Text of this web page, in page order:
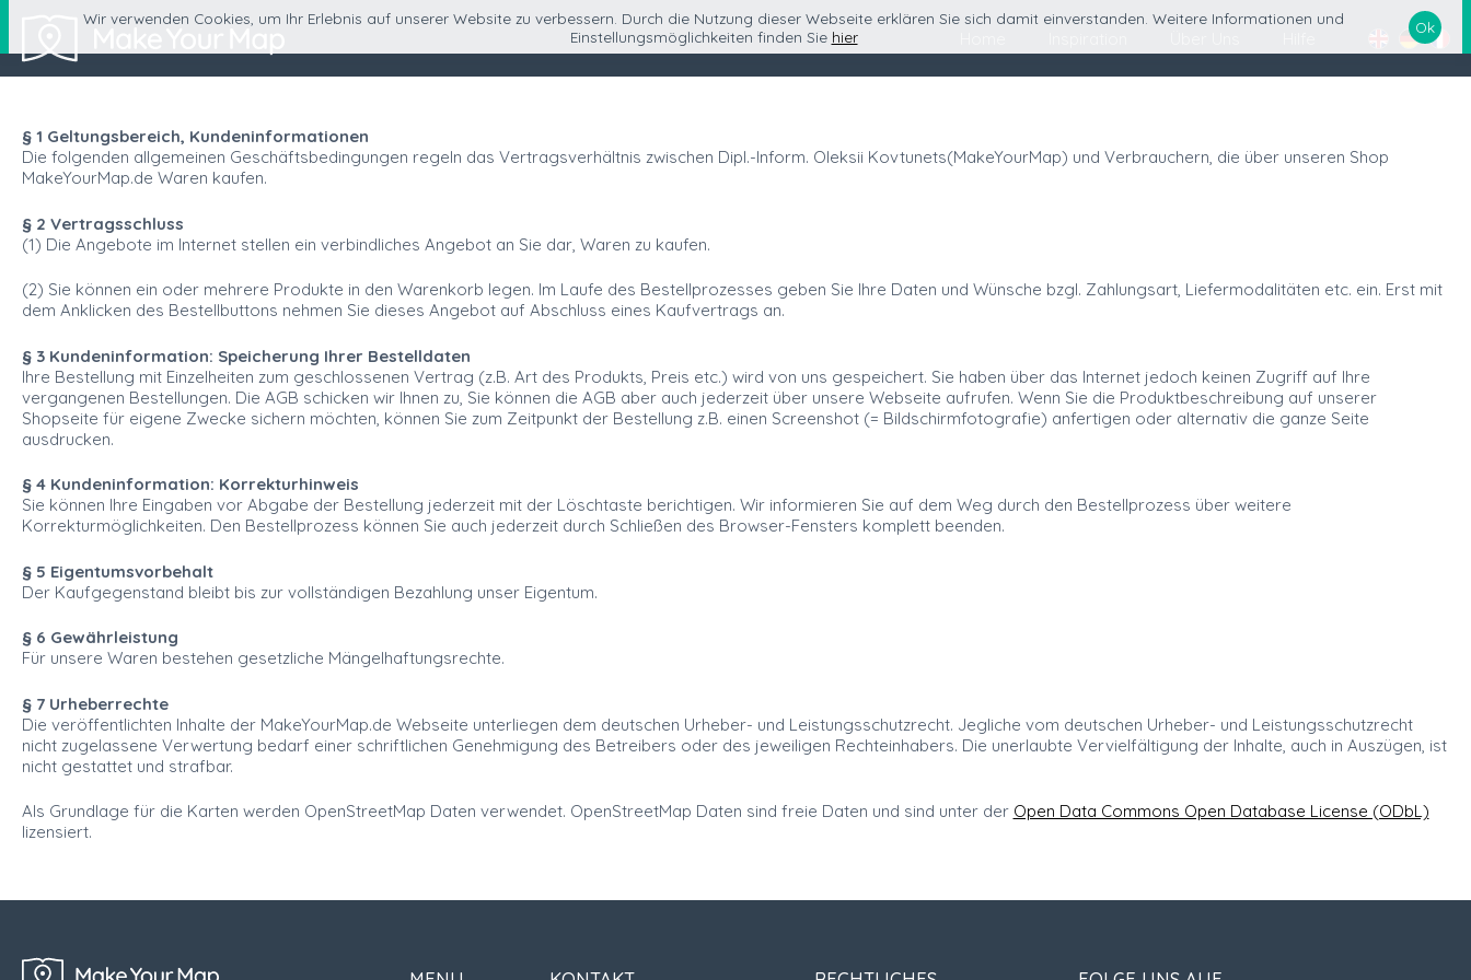
§ 1 Geltungsbereich, Kundeninformationen
Die folgenden allgemeinen Geschäftsbedingungen regeln das Vertragsverhältnis zwischen Dipl.-Inform. Oleksii Kovtunets(MakeYourMap) und Verbrauchern, die über unseren Shop
MakeYourMap.de Waren kaufen.
§ 2 Vertragsschluss
(1) Die Angebote im Internet stellen ein verbindliches Angebot an Sie dar, Waren zu kaufen.
(2) Sie können ein oder mehrere Produkte in den Warenkorb legen. Im Laufe des Bestellprozesses geben Sie Ihre Daten und Wünsche bzgl. Zahlungsart, Liefermodalitäten etc. ein. Erst mit
dem Anklicken des Bestellbuttons nehmen Sie dieses Angebot auf Abschluss eines Kaufvertrags an.
§ 3 Kundeninformation: Speicherung Ihrer Bestelldaten
Ihre Bestellung mit Einzelheiten zum geschlossenen Vertrag (z.B. Art des Produkts, Preis etc.) wird von uns gespeichert. Sie haben über das Internet jedoch keinen Zugriff auf Ihre
vergangenen Bestellungen. Die AGB schicken wir Ihnen zu, Sie können die AGB aber auch jederzeit über unsere Webseite aufrufen. Wenn Sie die Produktbeschreibung auf unserer
Shopseite für eigene Zwecke sichern möchten, können Sie zum Zeitpunkt der Bestellung z.B. einen Screenshot (= Bildschirmfotografie) anfertigen oder alternativ die ganze Seite
ausdrucken.
§ 4 Kundeninformation: Korrekturhinweis
Sie können Ihre Eingaben vor Abgabe der Bestellung jederzeit mit der Löschtaste berichtigen. Wir informieren Sie auf dem Weg durch den Bestellprozess über weitere
Korrekturmöglichkeiten. Den Bestellprozess können Sie auch jederzeit durch Schließen des Browser-Fensters komplett beenden.
§ 5 Eigentumsvorbehalt
Der Kaufgegenstand bleibt bis zur vollständigen Bezahlung unser Eigentum.
§ 6 Gewährleistung
Für unsere Waren bestehen gesetzliche Mängelhaftungsrechte.
§ 7 Urheberrechte
Die veröffentlichten Inhalte der MakeYourMap.de Webseite unterliegen dem deutschen Urheber- und Leistungsschutzrecht. Jegliche vom deutschen Urheber- und Leistungsschutzrecht
nicht zugelassene Verwertung bedarf einer schriftlichen Genehmigung des Betreibers oder des jeweiligen Rechteinhabers. Die unerlaubte Vervielfältigung der Inhalte, auch in Auszügen, ist
nicht gestattet und strafbar.
Als Grundlage für die Karten werden OpenStreetMap Daten verwendet. OpenStreetMap Daten sind freie Daten und sind unter der Open Data Commons Open Database License (ODbL)
lizensiert.
Wir verwenden Cookies, um Ihr Erlebnis auf unserer Website zu verbessern. Durch die Nutzung dieser Webseite erklären Sie sich damit einverstanden. Weitere Informationen und
Einstellungsmöglichkeiten finden Sie hier Ok